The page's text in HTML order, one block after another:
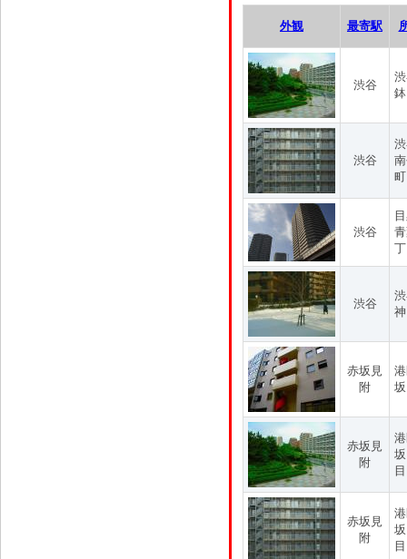
外観 最寄駅
渋谷
渋谷
渋谷
渋谷
赤坂見
附
赤坂見
附
目
赤坂見
附
目